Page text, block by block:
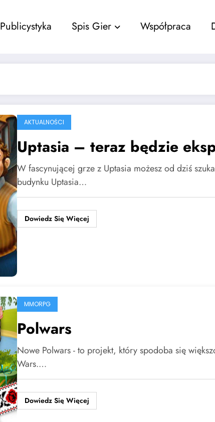
Publicystyka Spis Gier Współpraca
AKTUALNOŚCI
Uptasia – teraz będzie
W fascynującej grze z Uptasia możesz od dziś
budynku Uptasia…
Dowiedz Się Więcej
MMORPG
Polwars
Nowe Polwars - to projekt, który spodoba się
Wars.…
Dowiedz Się Więcej